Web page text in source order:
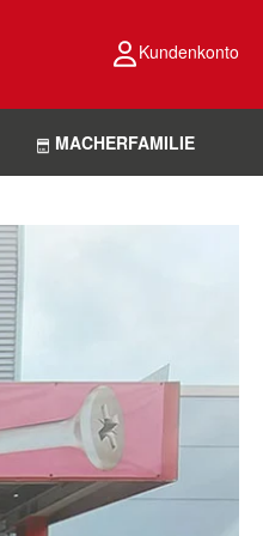
Kundenkonto
MACHERFAMILIE